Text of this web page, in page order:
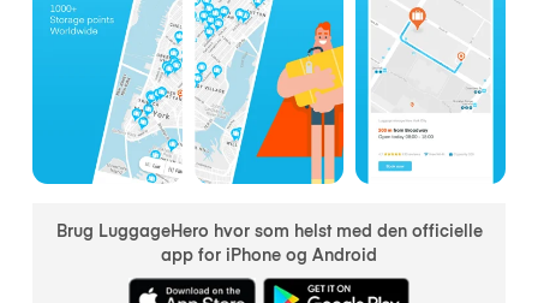
Brug LuggageHero hvor som helst med den officielle
app for iPhone og Android